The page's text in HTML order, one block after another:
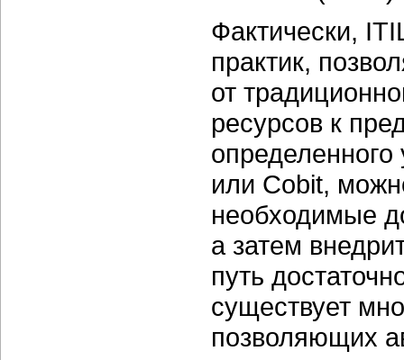
Фактически,
практик,
от
ресурсов к
или Cobit,
необходимые
а затем
путь
существует
позволяющих